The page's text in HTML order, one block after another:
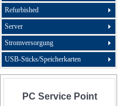
Refurbished
Server
Stromversorgung
USB-Sticks/Speicherkarten
PC Service Point